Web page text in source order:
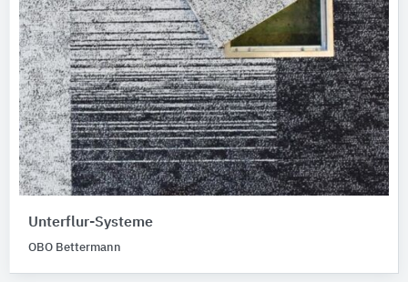
Unterflur-Systeme
OBO Bettermann